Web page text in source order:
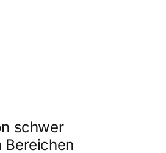
schwer
Bereichen